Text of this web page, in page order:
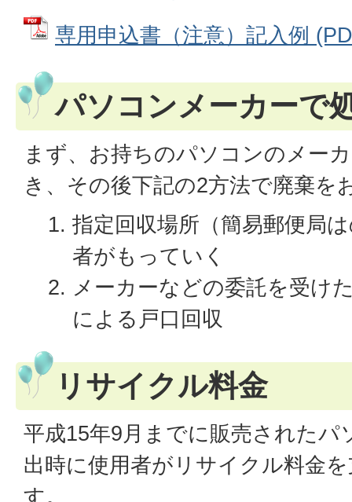
専用申込書（注意）記入例
パソコンメーカーで
まず、お持ちのパソコンのメー
き、その後下記の2方法で廃棄を
指定回収場所（簡易郵便局
者がもっていく
メーカーなどの委託を受け
による戸口回収
リサイクル料金
平成15年9月までに販売されたパ
出時に使用者がリサイクル料金
す。